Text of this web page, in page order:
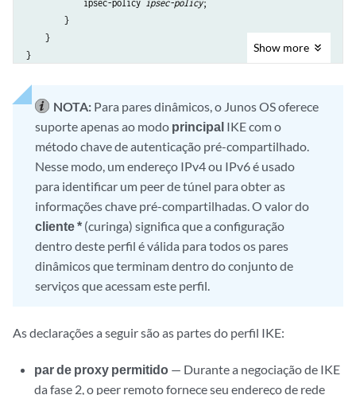
            ipsec-policy
ipsec-policy;
        }
    }
Show more
NOTA: Para pares dinâmicos, o Junos OS oferece
suporte apenas ao modo principal IKE com o
método chave de autenticação pré-compartilhado.
Nesse modo, um endereço IPv4 ou IPv6 é usado
para identificar um peer de túnel para obter as
informações chave pré-compartilhadas. O valor do
cliente* (curinga) significa que a configuração
dentro deste perfil é válida para todos os pares
dinâmicos que terminam dentro do conjunto de
serviços que acessam este perfil.
As declarações a seguir são as partes do perfil IKE:
par de proxy permitido — Durante a negociação de IKE
da fase 2, o peer remoto fornece seu endereço de rede